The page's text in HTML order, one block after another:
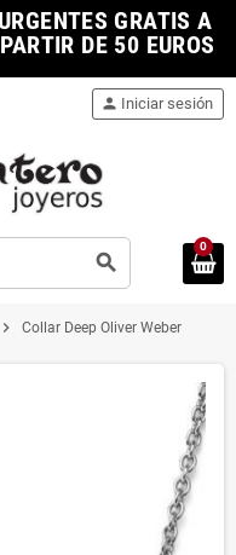
GRATIS A
DE 50 EUROS
search
person Iniciar sesión
0
chevron_right Collar Deep Oliver Weber